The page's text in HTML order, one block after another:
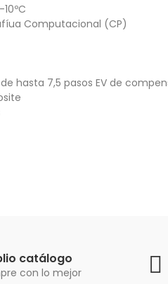
Computacional (CP)
hasta 7,5 pasos EV de
catálogo
con lo mejor